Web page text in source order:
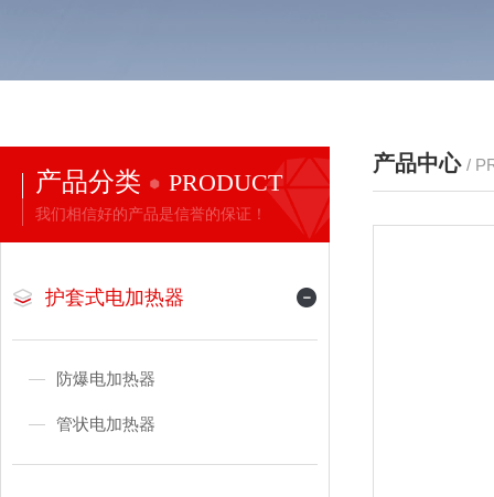
产品分类 PRODUCT
我们相信好的产品是信誉的保证！
护套式电加热器
防爆电加热器
管状电加热器
产品中心 /